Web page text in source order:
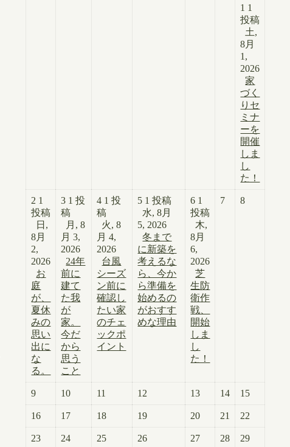
1 1
投稿
土,
8月
1,
2026
家
づく
りセ
ミナ
ーを
開催
しま
し
た！
2 1
投稿
日,
8月
2,
2026
お
庭
が、
夏休
みの
思い
出に
な
る。
3 1 投
稿
月, 8
月 3,
2026
24年
前に
建て
た我
が
家。
今だ
から
思う
こと
4 1 投
稿
火, 8
月 4,
2026
台風
シーズ
ン前に
確認し
たい家
のチェ
ックポ
イント
5 1 投稿
水, 8月
5, 2026
冬まで
に新築を
考えるな
ら、今か
ら準備を
始めるの
がおすす
めな理由
6 1
投稿
木,
8月
6,
2026
芝
生防
衛作
戦、
開始
しま
し
た！
7 8
9 10 11 12 13 14 15
16 17 18 19 20 21 22
23 24 25 26 27 28 29